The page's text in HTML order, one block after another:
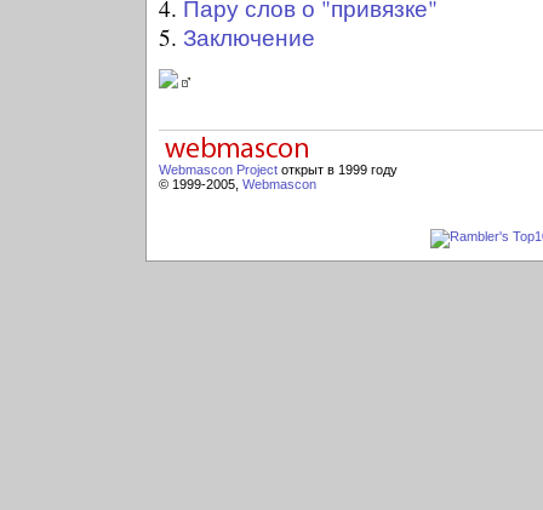
4. Пару слов о "привязке"
5. Заключение
Webmascon Project открыт в 1999 году
© 1999-2005, Webmascon